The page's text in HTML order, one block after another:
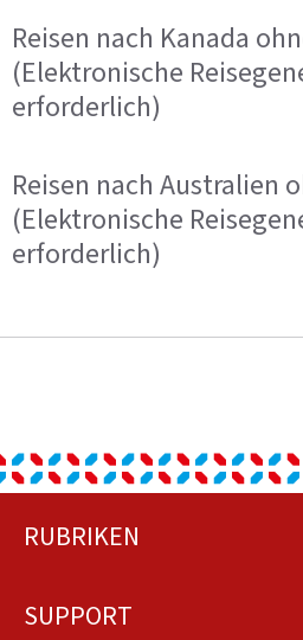
Reisen nach Kanada
(Elektronische
erforderlich)
Reisen nach Australien
(Elektronische
erforderlich)
Footer
RUBRIKEN
SUPPORT